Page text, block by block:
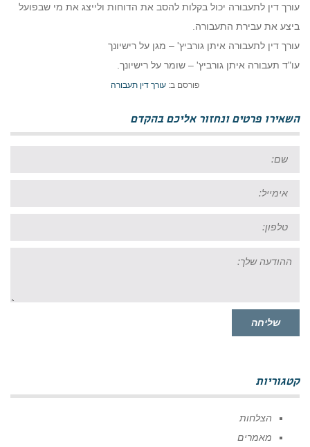
עורך דין לתעבורה יכול בקלות להסב את הדוחות ולייצג את מי שבפועל
ביצע את עבירת התעבורה.
עורך דין לתעבורה איתן גורביץ' – מגן על רישיונך
עו"ד תעבורה איתן גורביץ' – שומר על רישיונך.
פורסם ב: עורך דין תעבורה
השאירו פרטים ונחזור אליכם בהקדם
שלך:
שליחה
קטגוריות
הצלחות
מאמרים